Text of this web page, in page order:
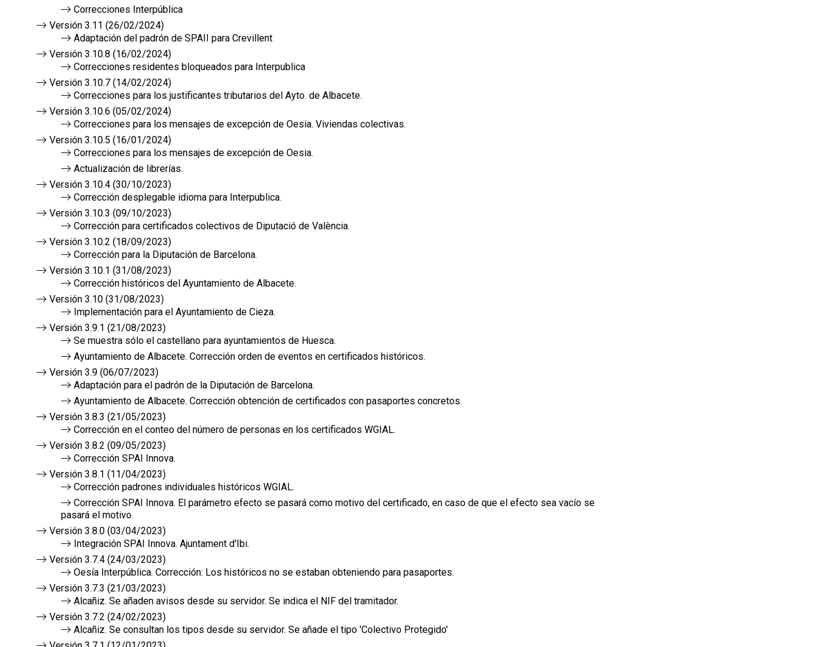
Correcciones Interpública
Versión 3.11 (26/02/2024)
Adaptación del padrón de SPAII para Crevillent
Versión 3.10.8 (16/02/2024)
Correcciones residentes bloqueados para Interpublica
Versión 3.10.7 (14/02/2024)
Correcciones para los justificantes tributarios del Ayto. de Albacete.
Versión 3.10.6 (05/02/2024)
Correcciones para los mensajes de excepción de Oesia. Viviendas colectivas.
Versión 3.10.5 (16/01/2024)
Correcciones para los mensajes de excepción de Oesia.
Actualización de librerías.
Versión 3.10.4 (30/10/2023)
Corrección desplegable idioma para Interpublica.
Versión 3.10.3 (09/10/2023)
Corrección para certificados colectivos de Diputació de València.
Versión 3.10.2 (18/09/2023)
Corrección para la Diputación de Barcelona.
Versión 3.10.1 (31/08/2023)
Corrección históricos del Ayuntamiento de Albacete.
Versión 3.10 (31/08/2023)
Implementación para el Ayuntamiento de Cieza.
Versión 3.9.1 (21/08/2023)
Se muestra sólo el castellano para ayuntamientos de Huesca.
Ayuntamiento de Albacete. Corrección orden de eventos en certificados históricos.
Versión 3.9 (06/07/2023)
Adaptación para el padrón de la Diputación de Barcelona.
Ayuntamiento de Albacete. Corrección obtención de certificados con pasaportes concretos.
Versión 3.8.3 (21/05/2023)
Corrección en el conteo del número de personas en los certificados WGIAL.
Versión 3.8.2 (09/05/2023)
Corrección SPAI Innova.
Versión 3.8.1 (11/04/2023)
Corrección padrones individuales históricos WGIAL.
Corrección SPAI Innova. El parámetro efecto se pasará como motivo del certificado, en caso de que el efecto sea vacío se
pasará el motivo.
Versión 3.8.0 (03/04/2023)
Integración SPAI Innova. Ajuntament d'Ibi.
Versión 3.7.4 (24/03/2023)
Oesía Interpública. Corrección: Los históricos no se estaban obteniendo para pasaportes.
Versión 3.7.3 (21/03/2023)
Alcañiz. Se añaden avisos desde su servidor. Se indica el NIF del tramitador.
Versión 3.7.2 (24/02/2023)
Alcañiz. Se consultan los tipos desde su servidor. Se añade el tipo 'Colectivo Protegido'